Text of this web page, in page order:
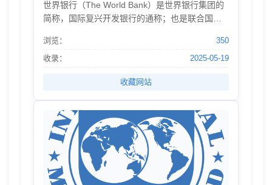
世界银行（The World Bank）是世界银行集团的
简称，国际复兴开发银行的通称；也是联合国的
6月开始营业，由国际复兴开发银行、国际开发协
会、国际金融公司、多边投资担保机构和国际投
浏览：
350
收录：
2025-05-19
收藏网站